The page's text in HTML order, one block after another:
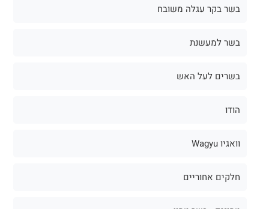
בשר בקר עגלה משובח
בשר למעשנת
בשרים לעל האש
הודו
וואגיו Wagyu
חלקים אחוריים